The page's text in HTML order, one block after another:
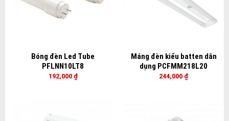
Bóng đèn Led Tube
PFLNN10LT8
192,000 ₫
Máng đèn kiểu batten dân
dụng PCFMM218L20
244,000 ₫